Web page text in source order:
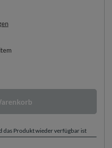
item
das Produkt wieder verfügbar ist